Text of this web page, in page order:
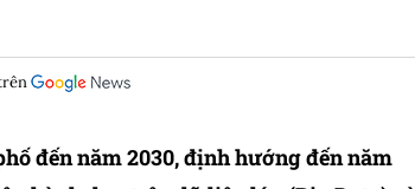
đến năm 2030, định hướng đến năm